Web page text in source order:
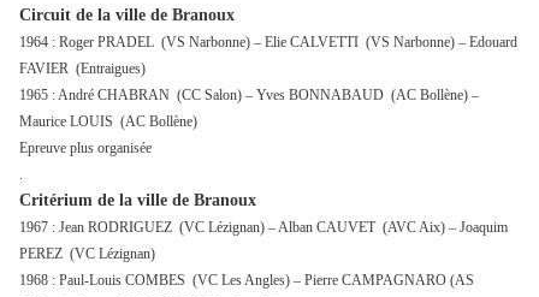
Circuit de la ville de Branoux
1964 : Roger PRADEL (VS Narbonne) – Elie CALVETTI (VS Narbonne) – Edouard
FAVIER (Entraigues)
1965 : André CHABRAN (CC Salon) – Yves BONNABAUD (AC Bollène) –
Maurice LOUIS (AC Bollène)
Epreuve plus organisée
.
Critérium de la ville de Branoux
1967 : Jean RODRIGUEZ (VC Lézignan) – Alban CAUVET (AVC Aix) – Joaquim
PEREZ (VC Lézignan)
1968 : Paul-Louis COMBES (VC Les Angles) – Pierre CAMPAGNARO (AS